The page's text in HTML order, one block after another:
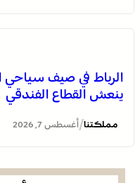
الرباط في صيف سياحي
ينعش القطاع الفندقي
مملكتنا/ أغسطس 7, 2026
العثور على جثة مقطعة